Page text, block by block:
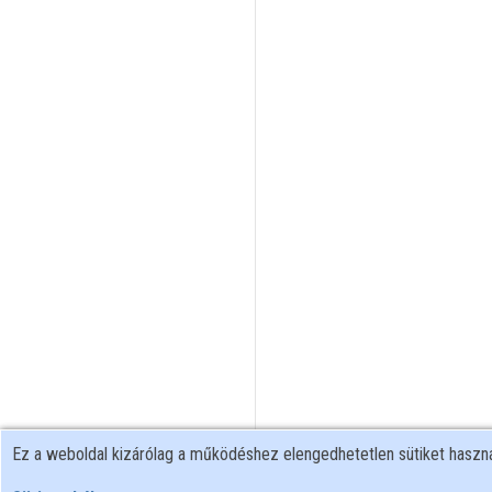
Ez a weboldal kizárólag a működéshez elengedhetetlen sütiket